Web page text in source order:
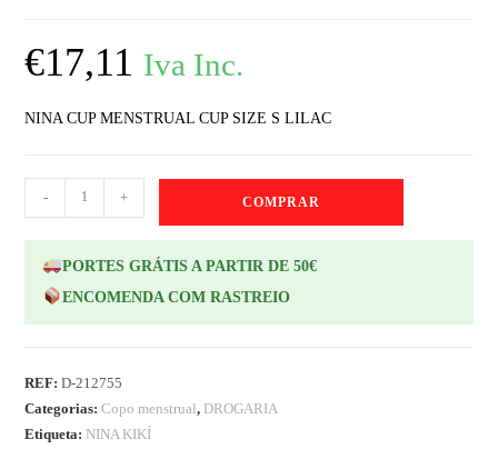
€17,11 Iva Inc.
NINA CUP MENSTRUAL CUP SIZE S LILAC
- + COMPRAR
PORTES GRÁTIS A PARTIR DE 50€
ENCOMENDA COM RASTREIO
REF:D-212755
Categorias:Copo menstrual, DROGARIA
Etiqueta: NINA KIKÍ